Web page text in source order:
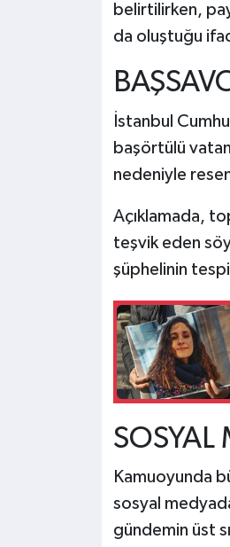
belirtilirken,
da oluştuğu
İstanbul
başörtülü
nedeniyle
Açıklamada,
teşvik eden
şüphelinin
SOSYAL
Kamuoyunda
sosyal
gündemin üst